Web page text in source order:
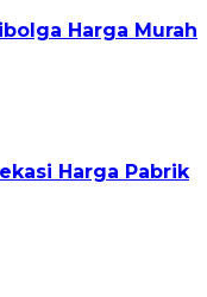
Harga Murah
Harga Pabrik